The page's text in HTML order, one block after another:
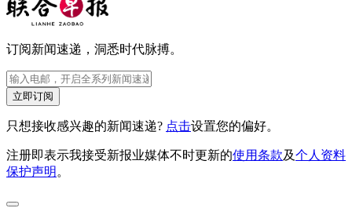
订阅新闻速递，洞悉时代脉搏。
立即订阅
只想接收感兴趣的新闻速递? 点击设置您的偏好。
注册即表示我接受新报业媒体不时更新的使用条款及个人资料
保护声明 。